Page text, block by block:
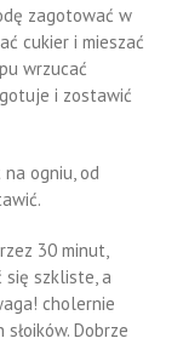
zagotować w
cukier i mieszać
wrzucać
i zostawić
ogniu, od
30 minut,
się szkliste, a
cholernie
Dobrze